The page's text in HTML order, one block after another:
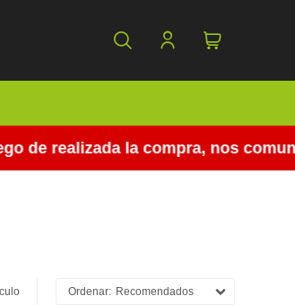
de realizada la compra, nos
Recomendados